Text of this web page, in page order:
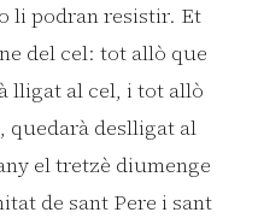
li podran resistir. Et
del cel: tot allò que
lligat al cel, i tot allò
quedarà deslligat al
el tretzè diumenge
de sant Pere i sant